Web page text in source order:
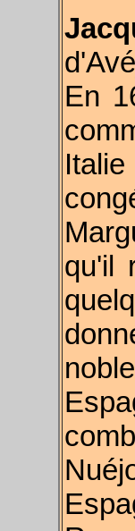
En
qu'il